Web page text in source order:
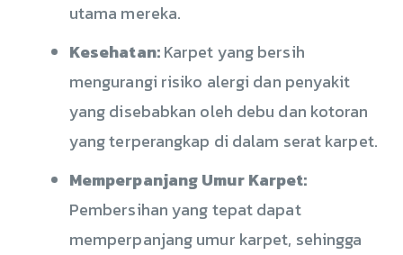
utama mereka.
Kesehatan:Karpet yang bersih
mengurangi risiko alergi dan penyakit
yang disebabkan oleh debu dan kotoran
yang terperangkap di dalam serat karpet.
Memperpanjang Umur Karpet:
Pembersihan yang tepat dapat
memperpanjang umur karpet, sehingga